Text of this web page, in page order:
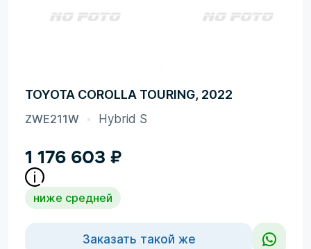
TOYOTA COROLLA TOURING, 2022
ZWE211W Hybrid S
1 176 603 ₽
ниже средней
Заказать такой же